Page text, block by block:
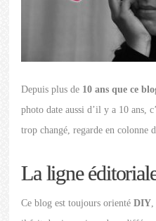
Depuis plus de 10 ans que ce
photo date aussi d’il y a 10 ans,
trop changé, regarde en colonne
La ligne
Ce blog est toujours orientéDIY,